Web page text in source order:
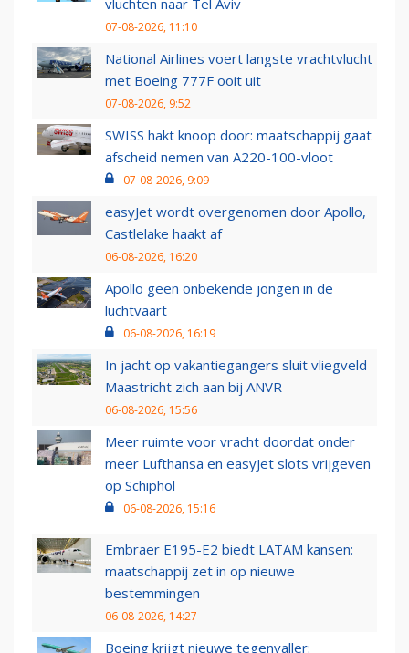
vluchten naar Tel Aviv
07-08-2026, 11:10
National Airlines voert langste vrachtvlucht
met Boeing 777F ooit uit
07-08-2026, 9:52
SWISS hakt knoop door: maatschappij gaat
afscheid nemen van A220-100-vloot
07-08-2026, 9:09
easyJet wordt overgenomen door Apollo,
Castlelake haakt af
06-08-2026, 16:20
Apollo geen onbekende jongen in de
luchtvaart
06-08-2026, 16:19
In jacht op vakantiegangers sluit vliegveld
Maastricht zich aan bij ANVR
06-08-2026, 15:56
Meer ruimte voor vracht doordat onder
meer Lufthansa en easyJet slots vrijgeven
op Schiphol
06-08-2026, 15:16
Embraer E195-E2 biedt LATAM kansen:
maatschappij zet in op nieuwe
bestemmingen
06-08-2026, 14:27
Boeing krijgt nieuwe tegenvaller: